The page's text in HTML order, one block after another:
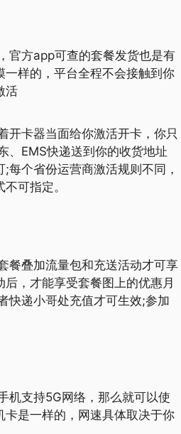
官方app可查的套餐发货也是有
样的，平台全程不会接触到你
活
开卡器当面给你激活开卡，你只
、EMS快递送到你的收货地址
每个省份运营商激活规则不同，
可指定。
餐叠加流量包和充送活动才可享
，才能享受套餐图上的优惠月
快递小哥处充值才可生效;参加
机支持5G网络，那么就可以使
是一样的，网速具体取决于你